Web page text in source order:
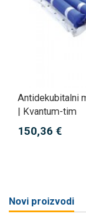
Antidekubitalni
| Kvantum-tim
150,36 €
Novi proizvodi